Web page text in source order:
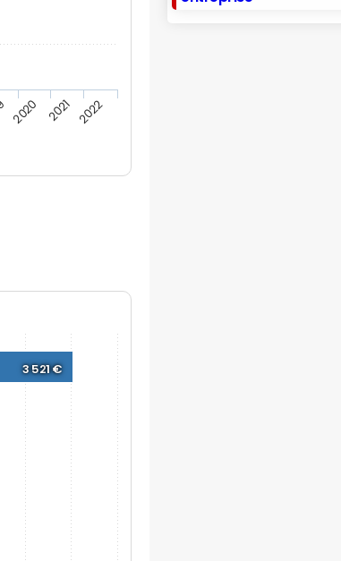
2020 2021 2022
3 521 €